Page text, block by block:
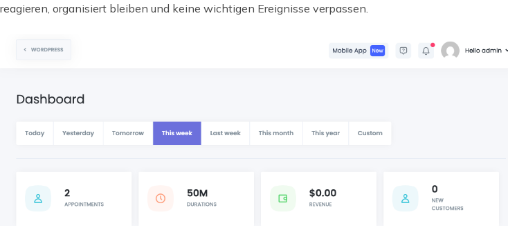
reagieren, organisiert bleiben und keine wichtigen Ereignisse verpassen.